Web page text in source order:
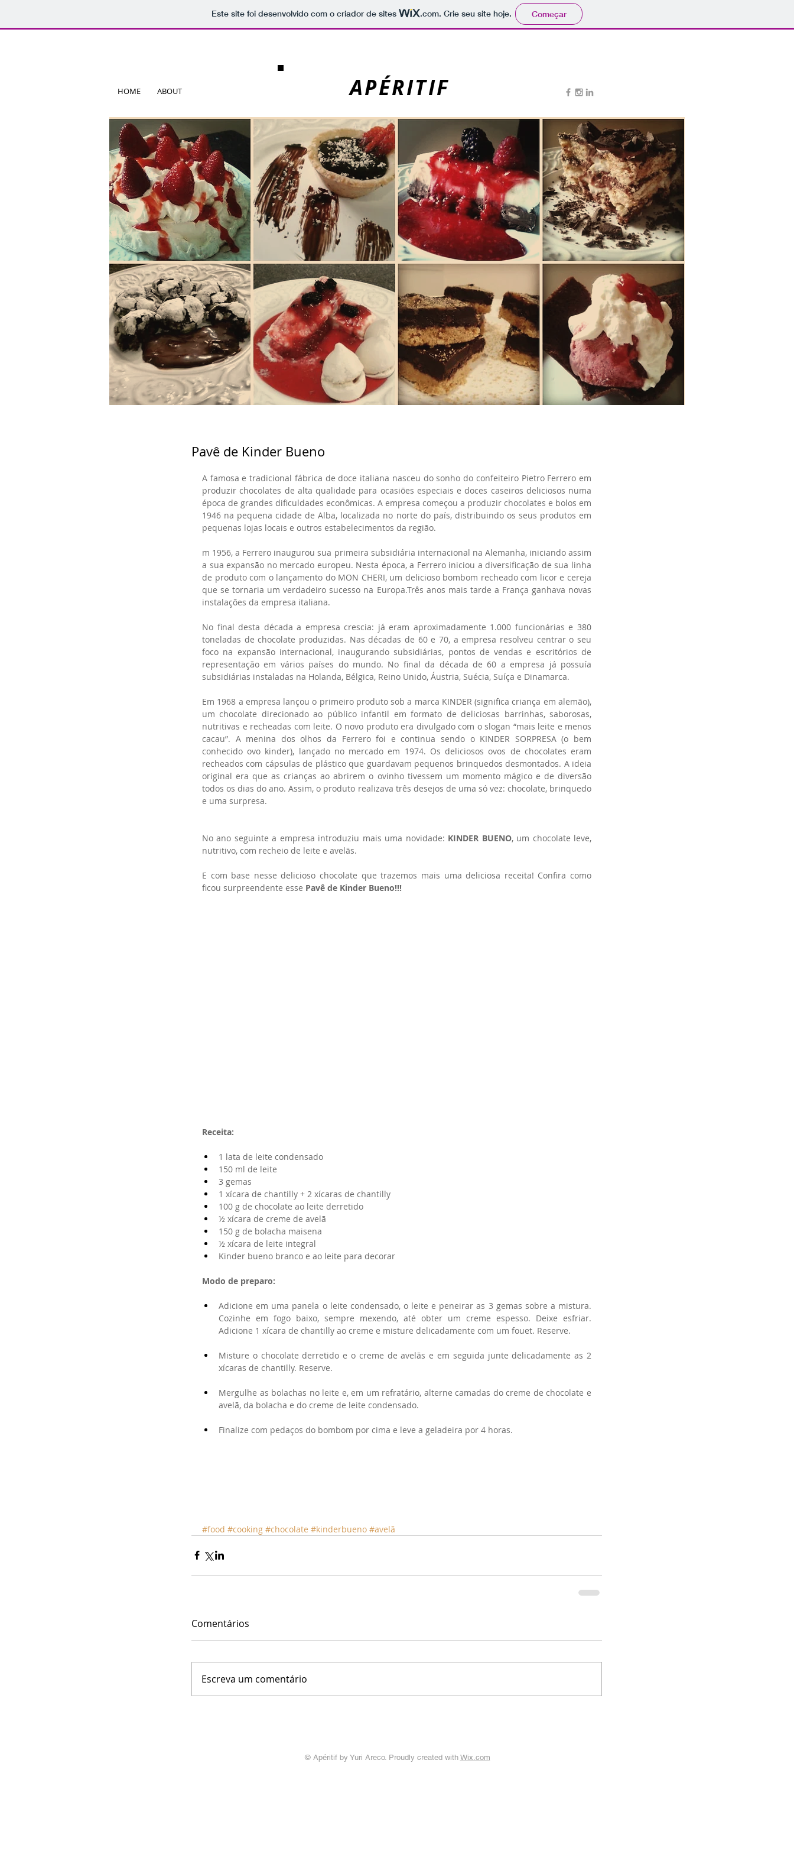
Este site foi desenvolvido com o criador de sites .com. Crie seu site hoje. Começar
HOME ABOUT APÉRITIF
Pavê de Kinder Bueno
A famosa e tradicional fábrica de doce italiana nasceu do sonho do confeiteiro Pietro Ferrero em
produzir chocolates de alta qualidade para ocasiões especiais e doces caseiros deliciosos numa
época de grandes dificuldades econômicas. A empresa começou a produzir chocolates e bolos em
1946 na pequena cidade de Alba, localizada no norte do país, distribuindo os seus produtos em
pequenas lojas locais e outros estabelecimentos da região.
m 1956, a Ferrero inaugurou sua primeira subsidiária internacional na Alemanha, iniciando assim
a sua expansão no mercado europeu. Nesta época, a Ferrero iniciou a diversificação de sua linha
de produto com o lançamento do MON CHERI, um delicioso bombom recheado com licor e cereja
que se tornaria um verdadeiro sucesso na Europa.Três anos mais tarde a França ganhava novas
instalações da empresa italiana.
No final desta década a empresa crescia: já eram aproximadamente 1.000 funcionárias e 380
toneladas de chocolate produzidas. Nas décadas de 60 e 70, a empresa resolveu centrar o seu
foco na expansão internacional, inaugurando subsidiárias, pontos de vendas e escritórios de
representação em vários países do mundo. No final da década de 60 a empresa já possuía
subsidiárias instaladas na Holanda, Bélgica, Reino Unido, Áustria, Suécia, Suíça e Dinamarca.
Em 1968 a empresa lançou o primeiro produto sob a marca KINDER (significa criança em alemão),
um chocolate direcionado ao público infantil em formato de deliciosas barrinhas, saborosas,
nutritivas e recheadas com leite. O novo produto era divulgado com o slogan “mais leite e menos
cacau”. A menina dos olhos da Ferrero foi e continua sendo o KINDER SORPRESA (o bem
conhecido ovo kinder), lançado no mercado em 1974. Os deliciosos ovos de chocolates eram
recheados com cápsulas de plástico que guardavam pequenos brinquedos desmontados. A ideia
original era que as crianças ao abrirem o ovinho tivessem um momento mágico e de diversão
todos os dias do ano. Assim, o produto realizava três desejos de uma só vez: chocolate, brinquedo
e uma surpresa.
No ano seguinte a empresa introduziu mais uma novidade: KINDER BUENO, um chocolate leve,
nutritivo, com recheio de leite e avelãs.
E com base nesse delicioso chocolate que trazemos mais uma deliciosa receita! Confira como
ficou surpreendente esse Pavê de Kinder Bueno!!!
Receita:
1 lata de leite condensado
150 ml de leite
3 gemas
1 xícara de chantilly + 2 xícaras de chantilly
100 g de chocolate ao leite derretido
½ xícara de creme de avelã
150 g de bolacha maisena
½ xícara de leite integral
Kinder bueno branco e ao leite para decorar
Modo de preparo:
Adicione em uma panela o leite condensado, o leite e peneirar as 3 gemas sobre a mistura.
Cozinhe em fogo baixo, sempre mexendo, até obter um creme espesso. Deixe esfriar.
Adicione 1 xícara de chantilly ao creme e misture delicadamente com um fouet. Reserve.
Misture o chocolate derretido e o creme de avelãs e em seguida junte delicadamente as 2
xícaras de chantilly. Reserve.
Mergulhe as bolachas no leite e, em um refratário, alterne camadas do creme de chocolate e
avelã, da bolacha e do creme de leite condensado.
Finalize com pedaços do bombom por cima e leve a geladeira por 4 horas.
#food #cooking #chocolate #kinderbueno #avelã
Comentários
Escreva um comentário
© Apéritif by Yuri Areco. Proudly created with Wix.com